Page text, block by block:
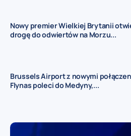
Nowy premier Wielkiej Brytanii
drogę do odwiertów na Morzu...
Brussels Airport z nowymi
Flynas poleci do Medyny,...